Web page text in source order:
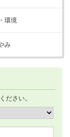
環境
み
ださい。